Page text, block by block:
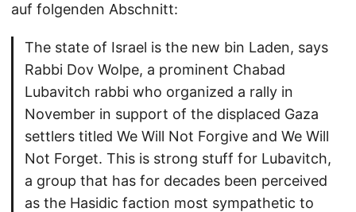
auf folgenden Abschnitt:
The state of Israel is the new bin Laden, says
Rabbi Dov Wolpe, a prominent Chabad
Lubavitch rabbi who organized a rally in
November in support of the displaced Gaza
settlers titled We Will Not Forgive and We Will
Not Forget. This is strong stuff for Lubavitch,
a group that has for decades been perceived
as the Hasidic faction most sympathetic to